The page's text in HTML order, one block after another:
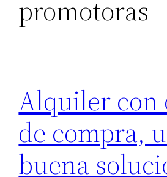
promotoras
Alquiler con
de compra,
buena